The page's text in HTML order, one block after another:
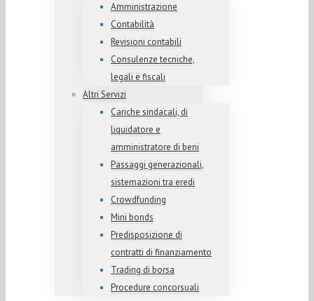
Amministrazione
Contabilità
Revisioni contabili
Consulenze tecniche,
legali e fiscali
Altri Servizi
Cariche sindacali, di
liquidatore e
amministratore di beni
Passaggi generazionali,
sistemazioni tra eredi
Crowdfunding
Mini bonds
Predisposizione di
contratti di finanziamento
Trading di borsa
Procedure concorsuali